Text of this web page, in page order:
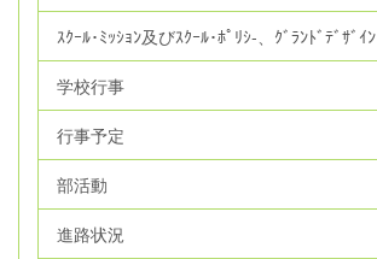
ｽｸｰﾙ･ﾐｯｼｮﾝ及びｽｸｰﾙ･ﾎﾟﾘｼ‐、ｸﾞﾗﾝﾄﾞﾃﾞｻﾞｲﾝ
学校行事
行事予定
部活動
進路状況